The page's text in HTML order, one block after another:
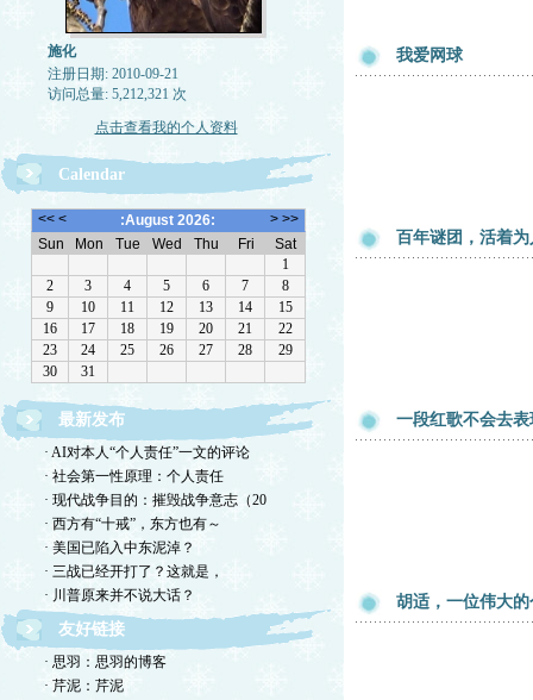
施化
注册日期: 2010-09-21
访问总量: 5,212,321 次
点击查看我的个人资料
Calendar
最新发布
· AI对本人“个人责任”一文的评论
· 社会第一性原理：个人责任
· 现代战争目的：摧毁战争意志（20
· 西方有“十戒”，东方也有～
· 美国已陷入中东泥淖？
· 三战已经开打了？这就是，
· 川普原来并不说大话？
友好链接
· 思羽：思羽的博客
· 芹泥：芹泥
我爱网球
百年谜团，活着
一段红歌不会去
胡适，一位伟大